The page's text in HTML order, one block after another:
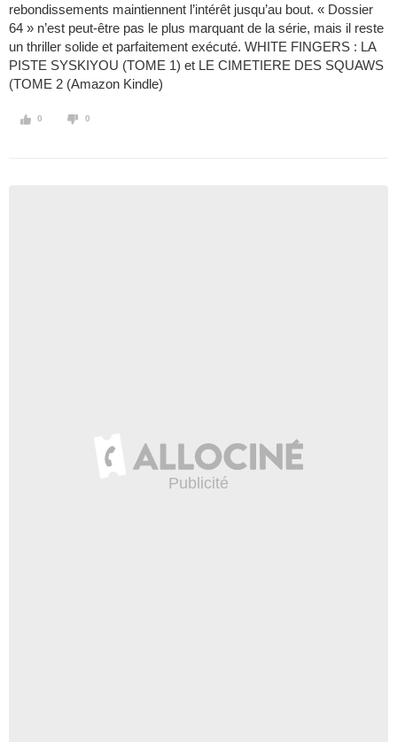
rebondissements maintiennent l’intérêt jusqu’au bout. « Dossier
64 » n’est peut-être pas le plus marquant de la série, mais il reste
un thriller solide et parfaitement exécuté. WHITE FINGERS : LA
PISTE SYSKIYOU (TOME 1) et LE CIMETIERE DES SQUAWS
(TOME 2 (Amazon Kindle)
0 0